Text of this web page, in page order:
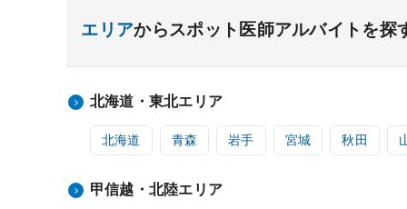
エリアからスポット医師アルバイトを探
北海道・東北エリア
北海道 青森 岩手 宮城 秋田
甲信越・北陸エリア